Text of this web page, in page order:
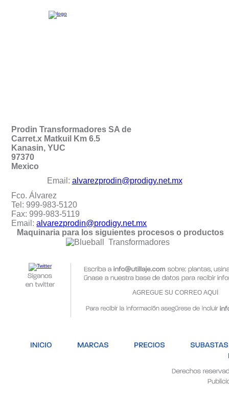
Prodin Transformadores SA de
Carret.x Matkuil Km 6.5
Kanasin, YUC
97370
Mexico
Email: alvarezprodin@prodigy.net.mx
Fco. Álvarez
Tel: 999-983-5120
Fax: 999-983-5119
Email:alvarezprodin@prodigy.net.mx
Maquinaria para los siguientes procesos o productos
Transformadores